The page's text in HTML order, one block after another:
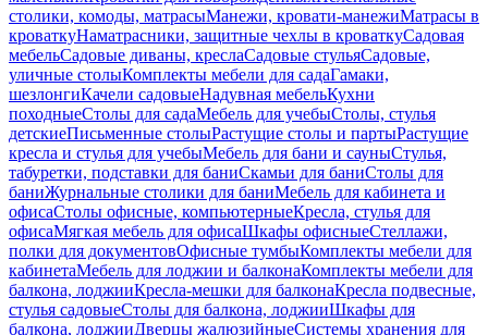
столики, комоды, матрасыМанежи, кровати-манежиМатрасы в
кроваткуНаматрасники, защитные чехлы в кроваткуСадовая
мебельСадовые диваны, креслаСадовые стульяСадовые,
уличные столыКомплекты мебели для садаГамаки,
шезлонгиКачели садовыеНадувная мебельКухни
походныеСтолы для садаМебель для учебыСтолы, стулья
детскиеПисьменные столыРастущие столы и партыРастущие
кресла и стулья для учебыМебель для бани и сауныСтулья,
табуретки, подставки для баниСкамьи для баниСтолы для
баниЖурнальные столики для баниМебель для кабинета и
офисаСтолы офисные, компьютерныеКресла, стулья для
офисаМягкая мебель для офисаШкафы офисныеСтеллажи,
полки для документовОфисные тумбыКомплекты мебели для
кабинетаМебель для лоджии и балконаКомплекты мебели для
балкона, лоджииКресла-мешки для балконаКресла подвесные,
стулья садовыеСтолы для балкона, лоджииШкафы для
балкона, лоджииДверцы жалюзийныеСистемы хранения для